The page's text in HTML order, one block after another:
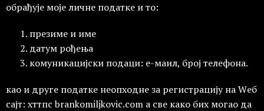
обрађује моје личне податке и то:
презиме и име
датум рођења
комуникацијски подаци: е-маил, број телефона.
као и друге податке неопходне за регистрацију на Wеб
сајт: хттпс brankomiljkovic.com а све како бих могао да